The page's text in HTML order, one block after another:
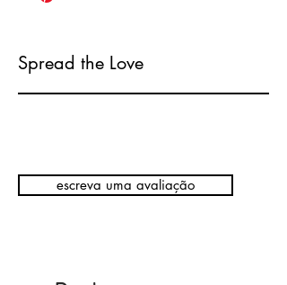
Spread the Love
escreva uma avaliação